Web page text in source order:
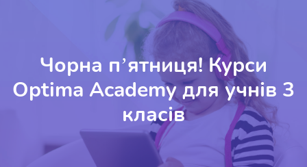
Чорна п’ятниця! Курси
Optima Academy для учнів 3
класів